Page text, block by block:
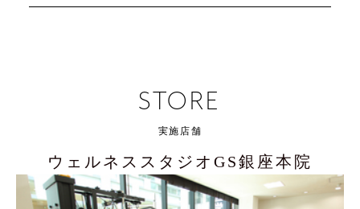
STORE
実施店舗
ウェルネススタジオGS銀座本院